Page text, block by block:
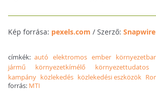
Kép forrása: pexels.com / Szerző: Snapwire
címkék:autó elektromos ember
jármű
környezetkímélő környezettudatos
kampány közlekedés közlekedési eszközök
forrás: MTI